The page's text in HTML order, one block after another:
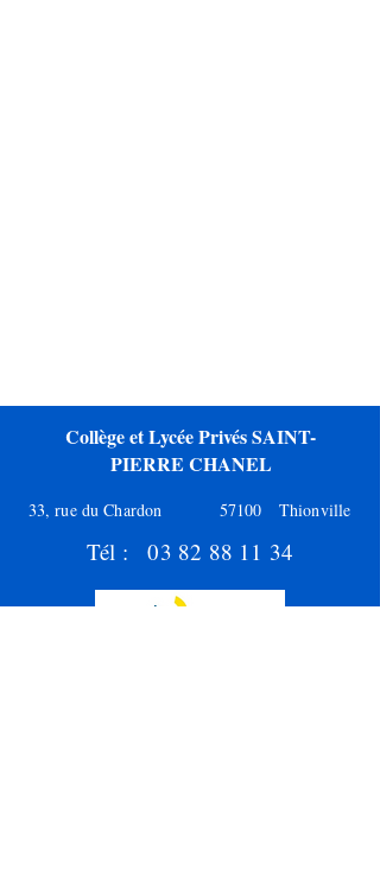
Collège et Lycée Privés SAINT-
PIERRE CHANEL
33, rue du Chardon 57100 Thionville
Tél : 03 82 88 11 34